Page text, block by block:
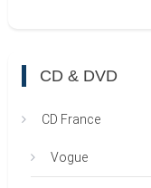
CD & DVD
CD France
Vogue